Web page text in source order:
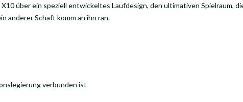
über ein speziell entwickeltes Laufdesign, den ultimativen Spielraum,
anderer Schaft komm an ihn ran.
verbunden ist